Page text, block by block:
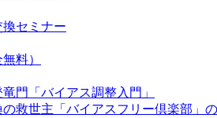
セミナー
料）
門「バイアス調整入門」
救世主「バイアスフリー倶楽部」